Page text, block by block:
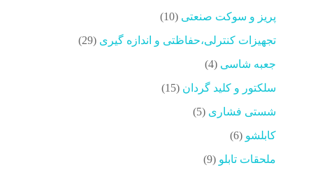
پریز و سوکت صنعتی 10
10
محصولات
تجهیزات کنترلی،حفاظتی و اندازه گیری 29
29
جعبه شاسی 4
4
محصولات
سلکتور و کلید گردان 15
15
شستی فشاری 5
5
کابلشو 6
6
محصولات
ملحقات تابلو 9
9